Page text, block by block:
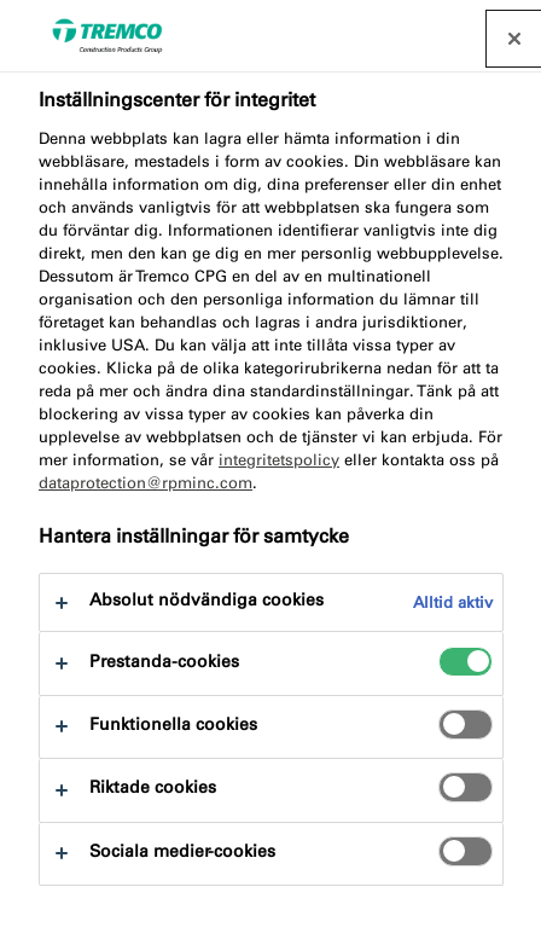
Boka rådgivning för hjälp
med att föreskriva
Illbrucks produkter
Om du behöver support eller vägledning vid
föreskrivning av Illbrucks produkter har du hamnat
rätt. Vårt team av produktspecialister erbjuder
proffskunder teknisk support under alla faser i
byggprojektet.
Vi på illbruck vet hur viktigt det är att du hittar en
lösning som ger mest valuta för pengarna, lägsta risk
och som överträffar dina projektkrav. Fyll i formuläret
med information om önskemål kring lösning och
produktval så kommer någon ur vårt team att kontakta
dig.
Inställningscenter för integritet
Denna webbplats kan lagra eller hämta information i din
webbläsare, mestadels i form av cookies. Din webbläsare kan
innehålla information om dig, dina preferenser eller din enhet
och används vanligtvis för att webbplatsen ska fungera som
du förväntar dig. Informationen identifierar vanligtvis inte dig
direkt, men den kan ge dig en mer personlig webbupplevelse.
Dessutom är Tremco CPG en del av en multinationell
organisation och den personliga information du lämnar till
företaget kan behandlas och lagras i andra jurisdiktioner,
inklusive USA. Du kan välja att inte tillåta vissa typer av
cookies. Klicka på de olika kategorirubrikerna nedan för att ta
reda på mer och ändra dina standardinställningar. Tänk på att
blockering av vissa typer av cookies kan påverka din
upplevelse av webbplatsen och de tjänster vi kan erbjuda. För
mer information, se vår integritetspolicy eller kontakta oss på
dataprotection@rpminc.com.
Hantera inställningar för samtycke
Absolut nödvändiga cookies Alltid aktiv
Prestanda-cookies
Funktionella cookies
Riktade cookies
Sociala medier-cookies